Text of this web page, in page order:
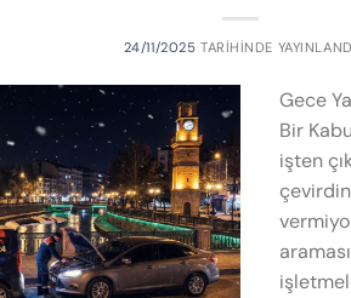
24/11/2025 TARIHINDE
Gece
Bir
işten